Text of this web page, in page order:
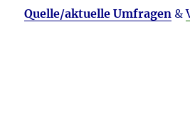
Quelle/aktuelle Umfragen &